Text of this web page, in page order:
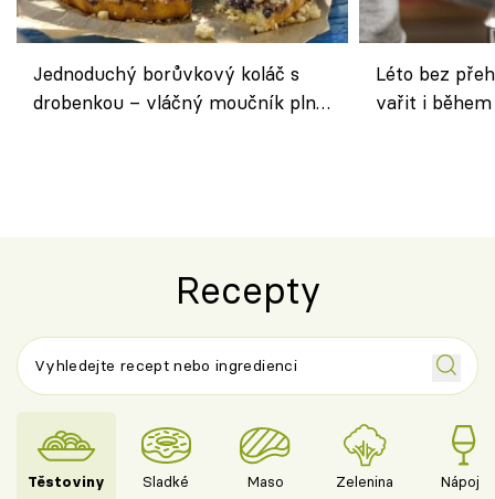
Jednoduchý borůvkový koláč s
drobenkou – vláčný moučník plný
Léto bez
vařit i
Recepty
Těstoviny Sladké Maso Zelenina Nápoje